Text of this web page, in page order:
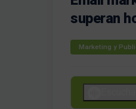
superan
Marketing y